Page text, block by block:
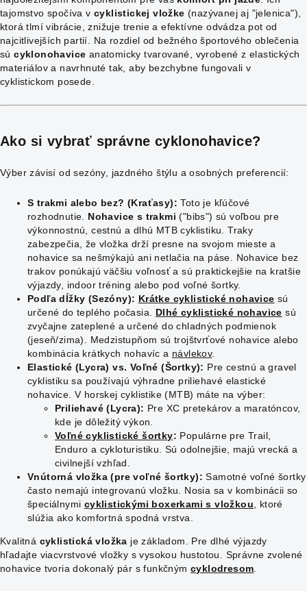
tajomstvo spočíva v cyklistickej vložke (nazývanej aj "jelenica"),
ktorá tlmí vibrácie, znižuje trenie a efektívne odvádza pot od
najcitlivejších partií. Na rozdiel od bežného športového oblečenia
sú cyklonohavice anatomicky tvarované, vyrobené z elastických
materiálov a navrhnuté tak, aby bezchybne fungovali v
cyklistickom posede.
Ako si vybrať správne cyklonohavice?
Výber závisí od sezóny, jazdného štýlu a osobných preferencií:
S trakmi alebo bez? (Kraťasy): Toto je kľúčové
rozhodnutie.
Nohavice s trakmi ("bibs") sú voľbou pre
výkonnostnú, cestnú a dlhú MTB cyklistiku. Traky
zabezpečia, že vložka drží presne na svojom mieste a
nohavice sa nešmýkajú ani netlačia na páse. Nohavice bez
trakov ponúkajú väčšiu voľnosť a sú praktickejšie na kratšie
výjazdy, indoor tréning alebo pod voľné šortky.
Podľa dĺžky (Sezóny): Krátke cyklistické nohavice sú
určené do teplého počasia.
Dlhé cyklistické nohavice sú
zvyčajne zateplené a určené do chladných podmienok
(jeseň/zima). Medzistupňom sú trojštvrťové nohavice alebo
kombinácia krátkych nohavíc a návlekov.
Elastické (Lycra) vs. Voľné (Šortky): Pre cestnú a gravel
cyklistiku sa používajú výhradne priliehavé elastické
nohavice. V horskej cyklistike (MTB) máte na výber:
Priliehavé (Lycra): Pre XC pretekárov a maratóncov,
kde je dôležitý výkon.
Voľné cyklistické šortky: Populárne pre Trail,
Enduro a cykloturistiku. Sú odolnejšie, majú vrecká a
civilnejší vzhľad.
Vnútorná vložka (pre voľné šortky): Samotné voľné šortky
často nemajú integrovanú vložku. Nosia sa v kombinácii so
špeciálnymi cyklistickými boxerkami s vložkou , ktoré
slúžia ako komfortná spodná vrstva.
Kvalitná cyklistická vložka je základom. Pre dlhé výjazdy
hľadajte viacvrstvové vložky s vysokou hustotou. Správne zvolené
nohavice tvoria dokonalý pár s funkčným cyklodresom